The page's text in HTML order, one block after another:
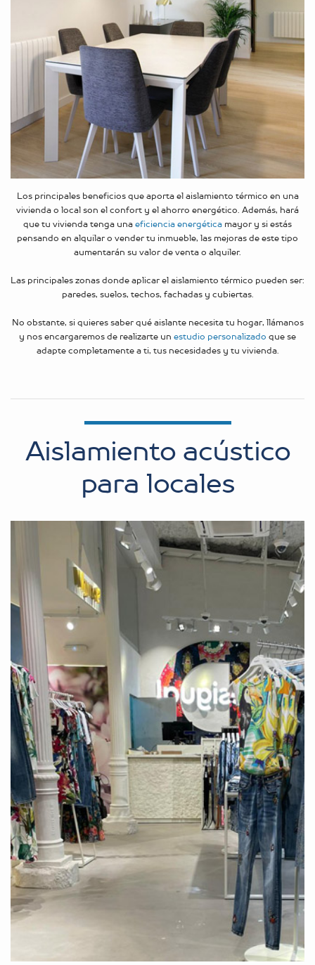
Los principales beneficios que aporta el aislamiento térmico en una
vivienda o local son el confort y el ahorro energético. Además, hará
que tu vivienda tenga unaeficiencia energética mayor y si estás
pensando en alquilar o vender tu inmueble, las mejoras de este tipo
aumentarán su valor de venta o alquiler.
Las principales zonas donde aplicar el aislamiento térmico pueden ser:
paredes, suelos, techos, fachadas y cubiertas.
No obstante, si quieres saber qué aislante necesita tu hogar, llámanos
y nos encargaremos de realizarte un estudio personalizado que se
adapte completamente a ti, tus necesidades y tu vivienda.
Aislamiento acústico
para locales